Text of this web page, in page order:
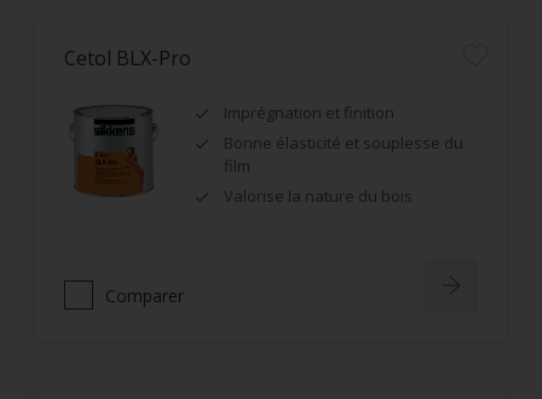
Cetol BLX-Pro
Imprégnation et finition
Bonne élasticité et souplesse du
film
Valorise la nature du bois
Comparer